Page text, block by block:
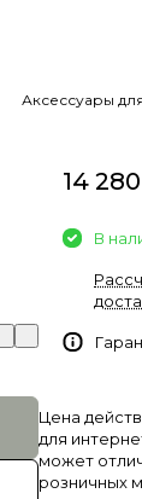
Аксессуары
14
В
Цена
для
может
розничных